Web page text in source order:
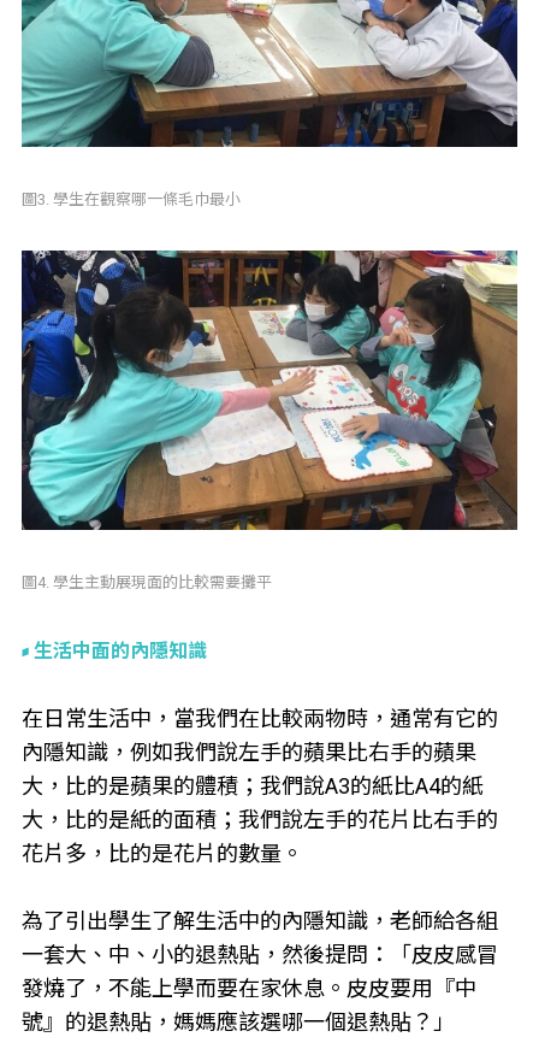
圖3. 學生在觀察哪一條毛巾最小
圖4. 學生主動展現面的比較需要攤平
生活中面的內隱知識
在日常生活中，當我們在比較兩物時，通常有它的
內隱知識，例如我們說左手的蘋果比右手的蘋果
大，比的是蘋果的體積；我們說A3的紙比A4的紙
大，比的是紙的面積；我們說左手的花片比右手的
花片多，比的是花片的數量。
為了引出學生了解生活中的內隱知識，老師給各組
一套大、中、小的退熱貼，然後提問：「皮皮感冒
發燒了，不能上學而要在家休息。皮皮要用『中
號』的退熱貼，媽媽應該選哪一個退熱貼？」